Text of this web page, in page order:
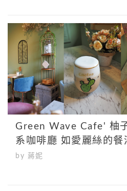
Green Wave Cafe' 柚
系咖啡廳 如愛麗絲的餐
by 蔣妮